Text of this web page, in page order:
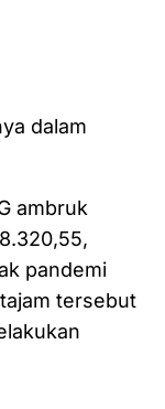
dalam
ambruk
pandemi
tersebut